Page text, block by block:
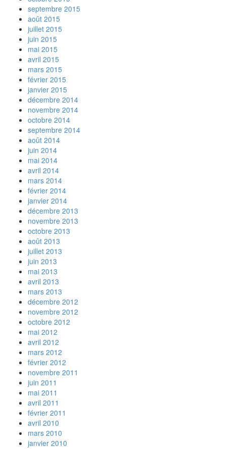
septembre 2015
août 2015
juillet 2015
juin 2015
mai 2015
avril 2015
mars 2015
février 2015
janvier 2015
décembre 2014
novembre 2014
octobre 2014
septembre 2014
août 2014
juin 2014
mai 2014
avril 2014
mars 2014
février 2014
janvier 2014
décembre 2013
novembre 2013
octobre 2013
août 2013
juillet 2013
juin 2013
mai 2013
avril 2013
mars 2013
décembre 2012
novembre 2012
octobre 2012
mai 2012
avril 2012
mars 2012
février 2012
novembre 2011
juin 2011
mai 2011
avril 2011
février 2011
avril 2010
mars 2010
janvier 2010